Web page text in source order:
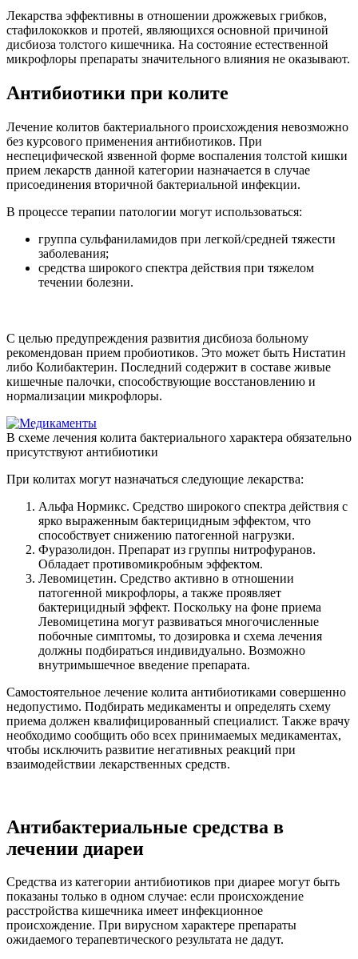
Лекарства эффективны в отношении дрожжевых грибков,
стафилококков и протей, являющихся основной причиной
дисбиоза толстого кишечника. На состояние естественной
микрофлоры препараты значительного влияния не оказывают.
Антибиотики при колите
Лечение колитов бактериального происхождения невозможно
без курсового применения антибиотиков. При
неспецифической язвенной форме воспаления толстой кишки
прием лекарств данной категории назначается в случае
присоединения вторичной бактериальной инфекции.
В процессе терапии патологии могут использоваться:
группа сульфаниламидов при легкой/средней тяжести
заболевания;
средства широкого спектра действия при тяжелом
течении болезни.
С целью предупреждения развития дисбиоза больному
рекомендован прием пробиотиков. Это может быть Нистатин
либо Колибактерин. Последний содержит в составе живые
кишечные палочки, способствующие восстановлению и
нормализации микрофлоры.
В схеме лечения колита бактериального характера обязательно
присутствуют антибиотики
При колитах могут назначаться следующие лекарства:
Альфа Нормикс. Средство широкого спектра действия с
ярко выраженным бактерицидным эффектом, что
способствует снижению патогенной нагрузки.
Фуразолидон. Препарат из группы нитрофуранов.
Обладает противомикробным эффектом.
Левомицетин. Средство активно в отношении
патогенной микрофлоры, а также проявляет
бактерицидный эффект. Поскольку на фоне приема
Левомицетина могут развиваться многочисленные
побочные симптомы, то дозировка и схема лечения
должны подбираться индивидуально. Возможно
внутримышечное введение препарата.
Самостоятельное лечение колита антибиотиками совершенно
недопустимо. Подбирать медикаменты и определять схему
приема должен квалифицированный специалист. Также врачу
необходимо сообщить обо всех принимаемых медикаментах,
чтобы исключить развитие негативных реакций при
взаимодействии лекарственных средств.
Антибактериальные средства в
лечении диареи
Средства из категории антибиотиков при диарее могут быть
показаны только в одном случае: если происхождение
расстройства кишечника имеет инфекционное
происхождение. При вирусном характере препараты
ожидаемого терапевтического результата не дадут.